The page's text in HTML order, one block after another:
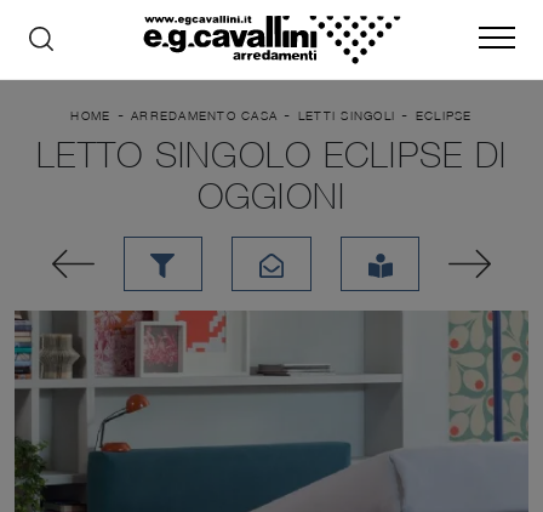
HOME -ARREDAMENTO CASA - LETTI SINGOLI - ECLIPSE
LETTO SINGOLO ECLIPSE DI
OGGIONI